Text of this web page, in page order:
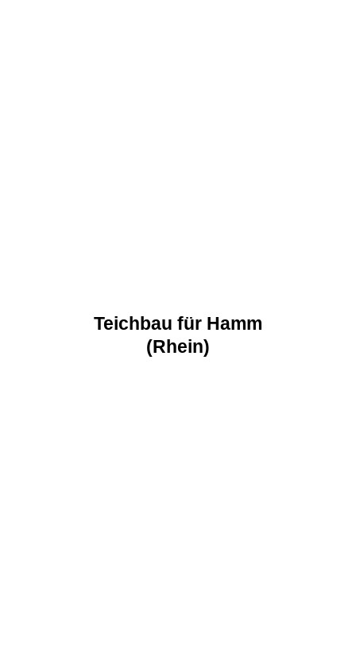
Teichbau für Hamm
(Rhein)